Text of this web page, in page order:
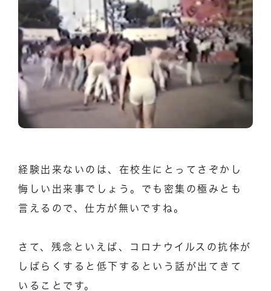
経験出来ないのは、在校生にとってさぞかし
悔しい出来事でしょう。でも密集の極みとも
言えるので、仕方が無いですね。
さて、残念といえば、コロナウイルスの抗体が
しばらくすると低下するという話が出てきて
いることです。